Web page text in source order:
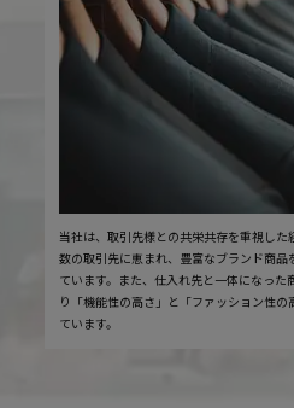
当社は、取引先様との共栄共存を重視し
数の取引先に恵まれ、豊富なブランド商
ています。また、仕入れ先と一体になっ
り「機能性の高さ」と「ファッション性
ています。